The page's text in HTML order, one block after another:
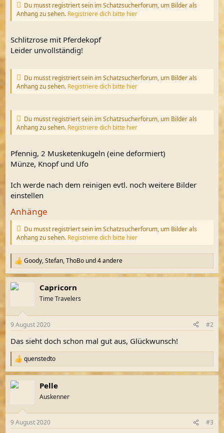
Du musst registriert sein im Schatzsucherforum, um Bilder als
Anhang zu sehen. Registriere dich bitte hier
Schlitzrose mit Pferdekopf
Leider unvollständig!
Du musst registriert sein im Schatzsucherforum, um Bilder als
Anhang zu sehen. Registriere dich bitte hier
Du musst registriert sein im Schatzsucherforum, um Bilder als
Anhang zu sehen. Registriere dich bitte hier
Pfennig, 2 Musketenkugeln (eine deformiert)
Münze, Knopf und Ufo
Ich werde nach dem reinigen evtl. noch weitere Bilder
einstellen
Anhänge
Du musst registriert sein im Schatzsucherforum, um Bilder als
Anhang zu sehen. Registriere dich bitte hier
R
e
a
k
e
:
Goody,Stefan,ThoBo und 4 andere
Capricorn
Time Travelers
9 August 2020 #2
Das sieht doch schon mal gut aus, Glückwunsch!
R
e
a
k
e
quenstedto
Pelle
Auskenner
9 August 2020 #3